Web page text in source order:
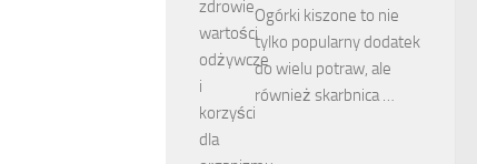
Ogórki kiszone to nie
tylko popularny dodatek
do wielu potraw, ale
również skarbnica …